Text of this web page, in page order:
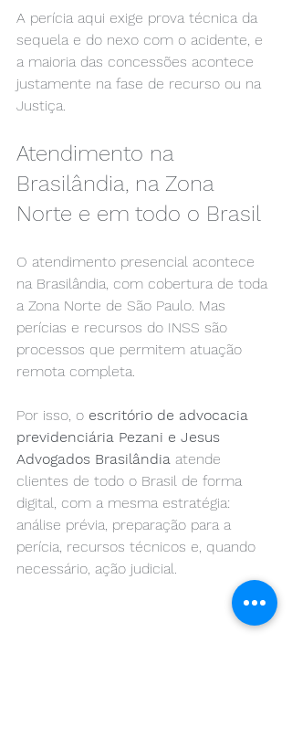
A perícia aqui exige prova técnica da
sequela e do nexo com o acidente, e
a maioria das concessões acontece
justamente na fase de recurso ou na
Justiça.
Atendimento na
Brasilândia, na Zona
Norte e em todo o Brasil
O atendimento presencial acontece
na Brasilândia, com cobertura de toda
a Zona Norte de São Paulo. Mas
perícias e recursos do INSS são
processos que permitem atuação
remota completa.
Por isso, o escritório de advocacia
previdenciária Pezani e Jesus
Advogados Brasilândia atende
clientes de todo o Brasil de forma
digital, com a mesma estratégia:
análise prévia, preparação para a
perícia, recursos técnicos e, quando
necessário, ação judicial.